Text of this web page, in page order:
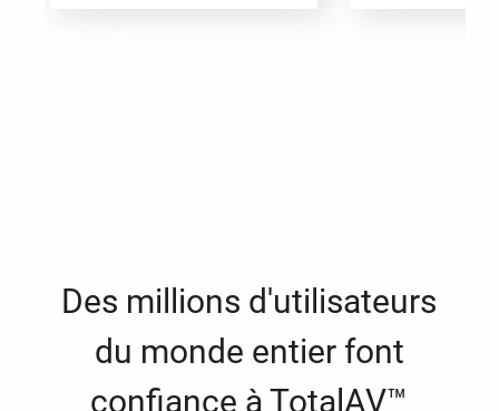
Des millions d'utilisateurs
du monde entier font
confiance à TotalAV™